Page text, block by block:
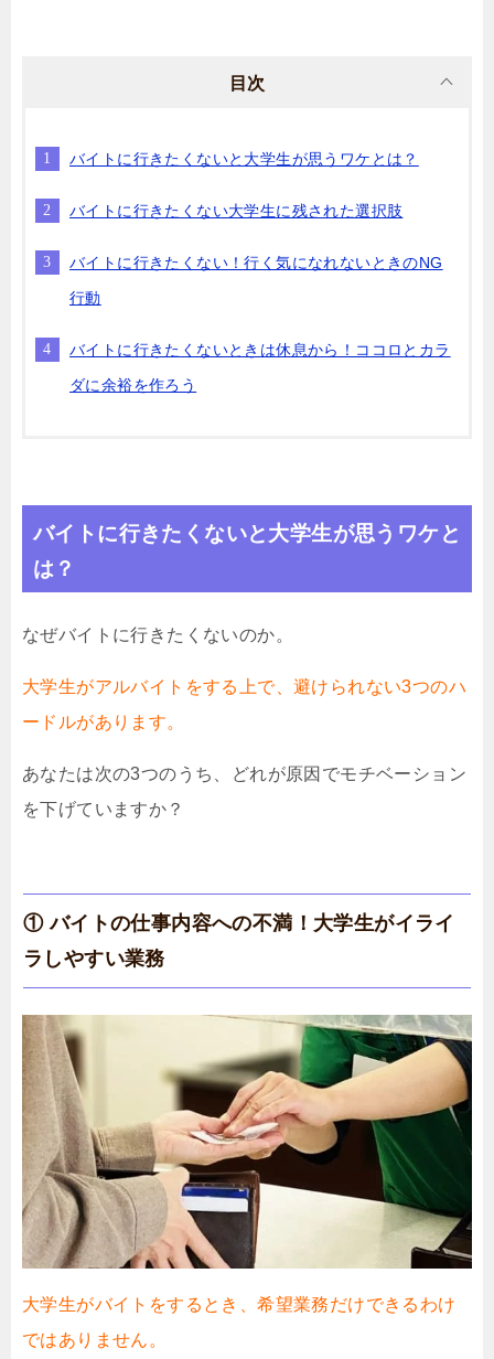
目次
バイトに行きたくないと大学生が思うワケとは？
バイトに行きたくない大学生に残された選択肢
バイトに行きたくない！行く気になれないときのNG
行動
バイトに行きたくないときは休息から！ココロとカラ
ダに余裕を作ろう
バイトに行きたくないと大学生が思うワケと
は？
なぜバイトに行きたくないのか。
大学生がアルバイトをする上で、避けられない3つのハ
ードルがあります。
あなたは次の3つのうち、どれが原因でモチベーション
を下げていますか？
① バイトの仕事内容への不満！大学生がイライ
ラしやすい業務
大学生がバイトをするとき、希望業務だけできるわけ
ではありません。